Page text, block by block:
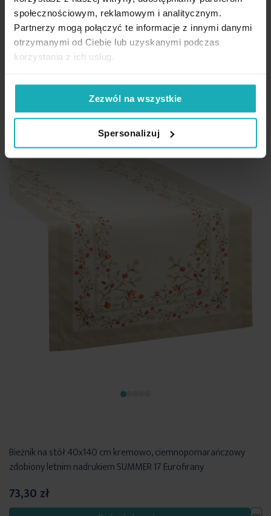
społecznościowym, reklamowym i analitycznym.
Partnerzy mogą połączyć te informacje z innymi danymi
otrzymanymi od Ciebie lub uzyskanymi podczas
korzystania z ich usług.
Zezwól na wszystkie
Spersonalizuj
53,13 zł
-30%
Najniższa cena z 30 dni przed obniżką:75,90 zł
Cena regularna: 75,90 zł
Nowość
Bieżnik na stół 40x140 cm kremowo, ciemnopomarańczowy
zdobiony letnim nadrukiem SUMMER 17 Eurofirany
73,30 zł